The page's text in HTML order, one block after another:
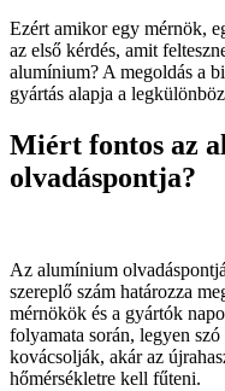
Ezért amikor egy mérnök,
az első kérdés, amit
alumínium? A megoldás a
gyártás alapja a
Miért fontos az
olvadáspontja?
Az alumínium
szereplő szám határozza
mérnökök és a gyártók
folyamata során, legyen
kovácsolják, akár az
hőmérsékletre kell fűteni.